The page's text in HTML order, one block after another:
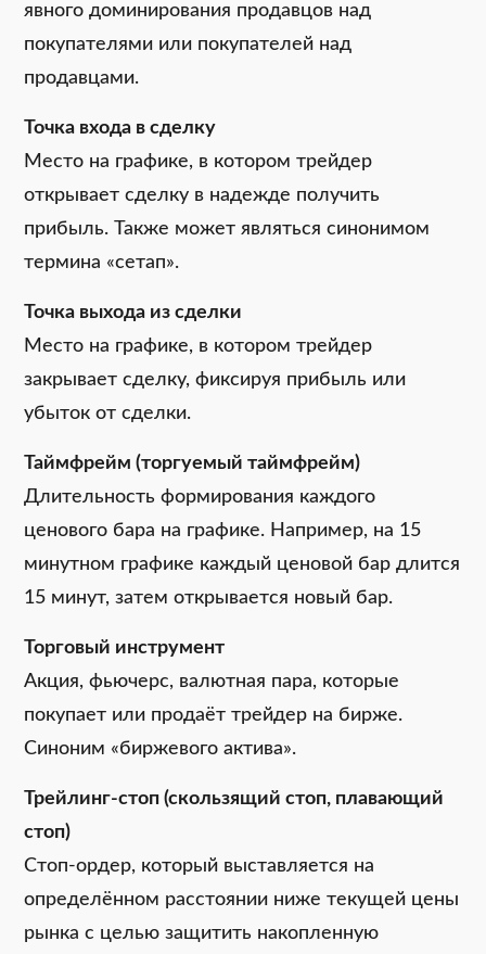
явного доминирования продавцов над
покупателями или покупателей над
продавцами.
Точка входа в сделку
Место на графике, в котором трейдер
открывает сделку в надежде получить
прибыль. Также может являться синонимом
термина «сетап».
Точка выхода из сделки
Место на графике, в котором трейдер
закрывает сделку, фиксируя прибыль или
убыток от сделки.
Таймфрейм (торгуемый таймфрейм)
Длительность формирования каждого
ценового бара на графике. Например, на 15
минутном графике каждый ценовой бар длится
15 минут, затем открывается новый бар.
Торговый инструмент
Акция, фьючерс, валютная пара, которые
покупает или продаёт трейдер на бирже.
Синоним «биржевого актива».
Трейлинг-стоп (скользящий стоп, плавающий
стоп)
Стоп-ордер, который выставляется на
определённом расстоянии ниже текущей цены
рынка с целью защитить накопленную